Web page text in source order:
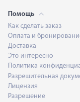
Помощь
Как сделать заказ
Оплата и
Доставка
Это интересно
Политика
Разрешительная
Лицензия
Разрешение